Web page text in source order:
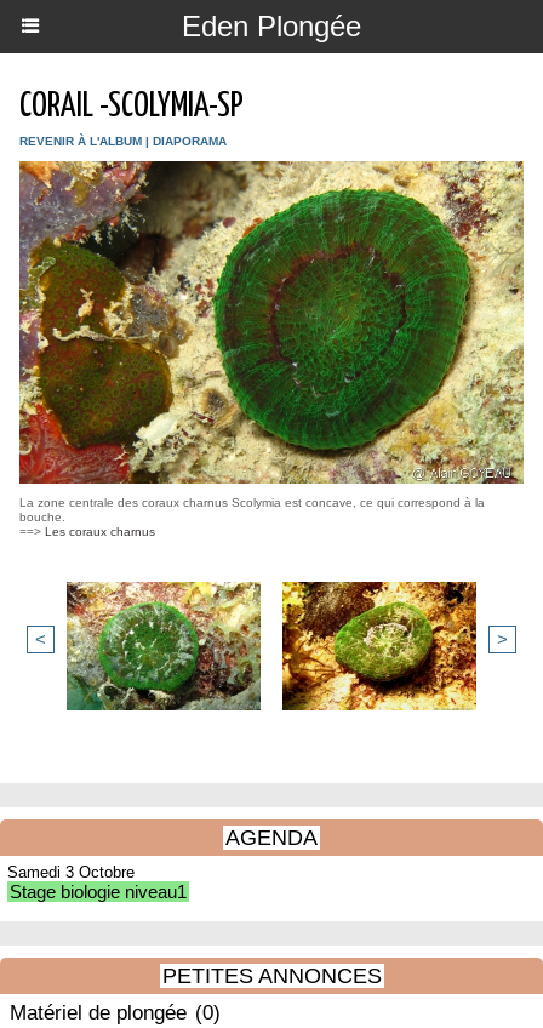
Eden Plongée
CORAIL -SCOLYMIA-SP
REVENIR À L'ALBUM | DIAPORAMA
La zone centrale des coraux charnus Scolymia est concave, ce qui correspond à la
bouche.
==> Les coraux charnus
< >
AGENDA
Samedi 3 Octobre
Stage biologie niveau1
PETITES ANNONCES
Matériel de plongée (0)